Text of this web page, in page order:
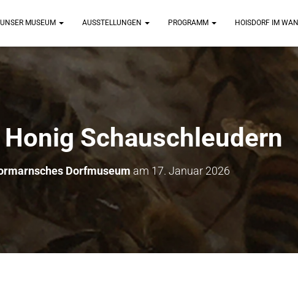
UNSER MUSEUM AUSSTELLUNGEN PROGRAMM HOISDORF IM
Schauschleudern
Dorfmuseum am 17. Januar 2026